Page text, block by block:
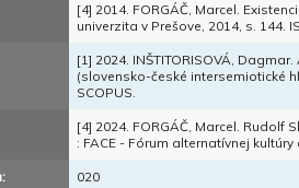
[4] 2014. FORGÁČ, Marcel.
univerzita v Prešove, 2014, s. 144.
[1] 2024. INŠTITORISOVÁ,
(slovensko-české intersemiotické
SCOPUS.
[4] 2024. FORGÁČ, Marcel. Rudolf
: FACE - Fórum alternatívnej
020